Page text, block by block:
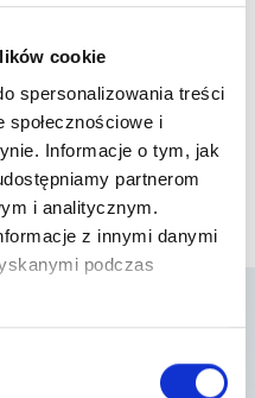
cookie
spersonalizowania treści
społecznościowe i
Informacje o tym, jak
partnerom
i analitycznym.
z innymi danymi
podczas
w